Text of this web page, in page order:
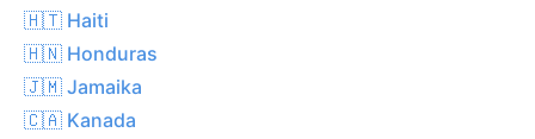
🇭🇹 Haiti
🇭🇳 Honduras
🇯🇲 Jamaika
🇨🇦 Kanada